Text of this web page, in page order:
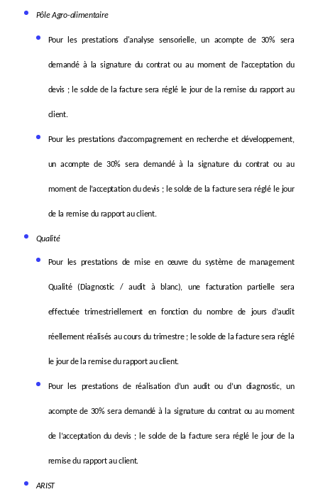
Pôle Agro-alimentaire
Pour les prestations d'analyse sensorielle, un acompte de 30% sera
demandé à la signature du contrat ou au moment de l’acceptation du
devis ; le solde de la facture sera réglé le jour de la remise du rapport au
client.
Pour les prestations d’accompagnement en recherche et développement,
un acompte de 30% sera demandé à la signature du contrat ou au
moment de l’acceptation du devis ; le solde de la facture sera réglé le jour
de la remise du rapport au client.
Qualité
Pour les prestations de mise en œuvre du système de management
Qualité (Diagnostic / audit à blanc), une facturation partielle sera
effectuée trimestriellement en fonction du nombre de jours d’audit
réellement réalisés au cours du trimestre ; le soldede la facture sera réglé
le jour de la remise du rapport au client.
Pour les prestations de réalisation d’un audit ou d’un diagnostic, un
acompte de 30% sera demandé à la signature du contrat ou au moment
de l’acceptation du devis ; le solde de la facture sera réglé le jour de la
remise du rapport au client.
ARIST